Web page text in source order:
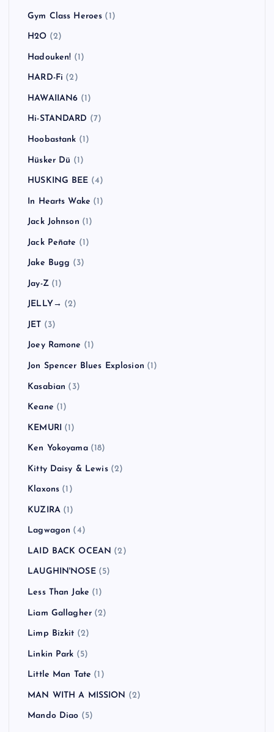
Gym Class Heroes (1)
H2O (2)
Hadouken! (1)
HARD-Fi (2)
HAWAIIAN6 (1)
Hi-STANDARD (7)
Hoobastank (1)
Hüsker Dü (1)
HUSKING BEE (4)
In Hearts Wake (1)
Jack Johnson (1)
Jack Peñate (1)
Jake Bugg (3)
Jay-Z(1)
JELLY→ (2)
JET (3)
Joey Ramone (1)
Jon Spencer Blues Explosion (1)
Kasabian (3)
Keane (1)
KEMURI (1)
Ken Yokoyama(18)
Kitty Daisy & Lewis(2)
Klaxons (1)
KUZIRA(1)
Lagwagon (4)
LAID BACK OCEAN (2)
LAUGHIN'NOSE(5)
Less Than Jake (1)
Liam Gallagher (2)
Limp Bizkit (2)
Linkin Park (5)
Little Man Tate (1)
MAN WITH A MISSION (2)
Mando Diao (5)